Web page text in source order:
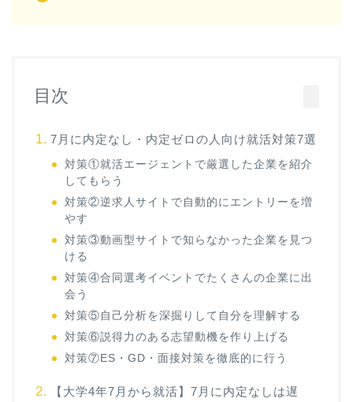
目次
7月に内定なし・内定ゼロの人向け就活対策7選
対策①就活エージェントで厳選した企業を紹介
してもらう
対策②逆求人サイトで自動的にエントリーを増
やす
対策③動画型サイトで知らなかった企業を見つ
ける
対策④合同選考イベントでたくさんの企業に出
会う
対策⑤自己分析を深掘りして自分を理解する
対策⑥説得力のある志望動機を作り上げる
対策⑦ES・GD・面接対策を徹底的に行う
【大学4年7月から就活】7月に内定なしは遅